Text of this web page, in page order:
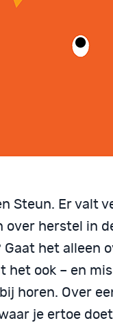
Steun. Er valt
over herstel in
het alleen
het ook – en
horen. Over
je ertoe